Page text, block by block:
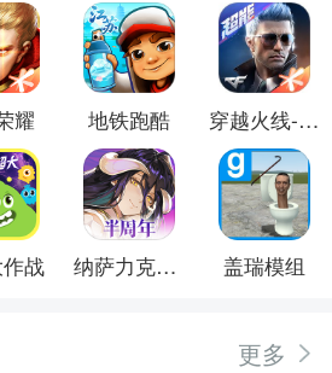
耀 地铁跑酷 穿越火线-枪战王者
战 纳萨力克之王 盖瑞模组
更多